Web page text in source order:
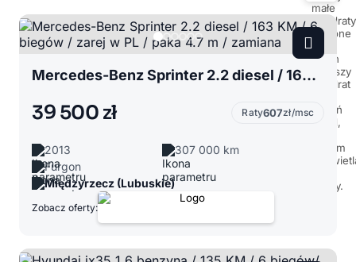
Mercedes-Benz Sprinter 2.2 diesel / 163 KM / 6 biegów / zarej w PL / paka 4.7 m / zamiana
39 500 zł Raty607zł/msc
2013
307 000 km
Furgon
Międzyrzecz (Lubuskie)
Zobacz oferty: